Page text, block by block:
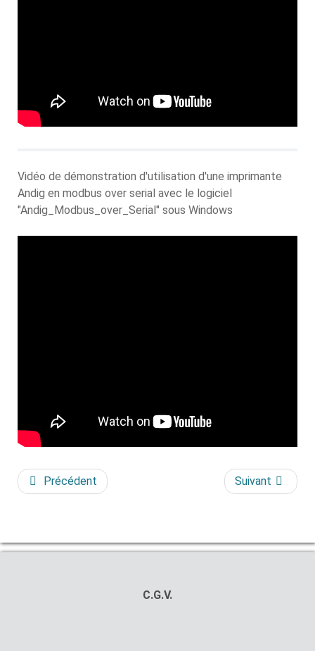
Vidéo de démonstration d'utilisation d'une imprimante
Andig en modbus over serial avec le logiciel
"Andig_Modbus_over_Serial" sous Windows
Précédent Suivant
C.G.V.